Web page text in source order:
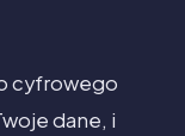
cyfrowego
dane, i